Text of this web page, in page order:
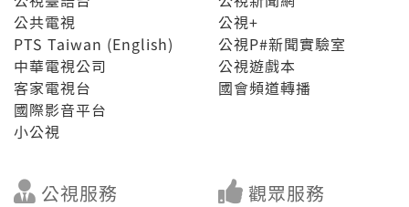
公共電視
PTS Taiwan (English)
中華電視公司
客家電視台
國際影音平台
小公視
公視+
公視P#新聞實驗室
公視遊戲本
國會頻道轉播
公視服務 觀眾服務